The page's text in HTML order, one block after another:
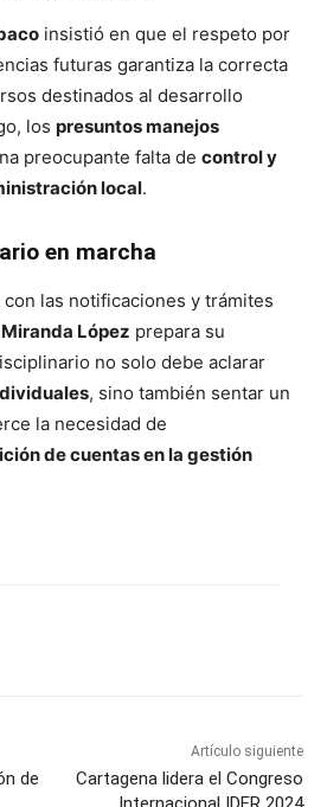
insistió en que el respeto por
futuras garantiza la correcta
destinados al desarrollo
los presuntos manejos
preocupante falta de control y
local.
en marcha
con las notificaciones y trámites
Miranda López prepara su
no solo debe aclarar
, sino también sentar un
la necesidad de
de cuentas en la gestión
de
Artículo siguiente
Cartagena lidera el Congreso